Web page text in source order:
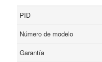
PID
Número de modelo
Garantía